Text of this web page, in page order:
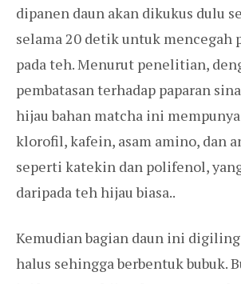
dipanen daun akan dikukus dulu
selama 20 detik untuk mencegah
pada teh. Menurut penelitian,
pembatasan terhadap paparan
hijau bahan matcha ini
klorofil, kafein, asam amino, dan
seperti katekin dan polifenol,
daripada teh hijau biasa..
Kemudian bagian daun ini
halus sehingga berbentuk bubuk.